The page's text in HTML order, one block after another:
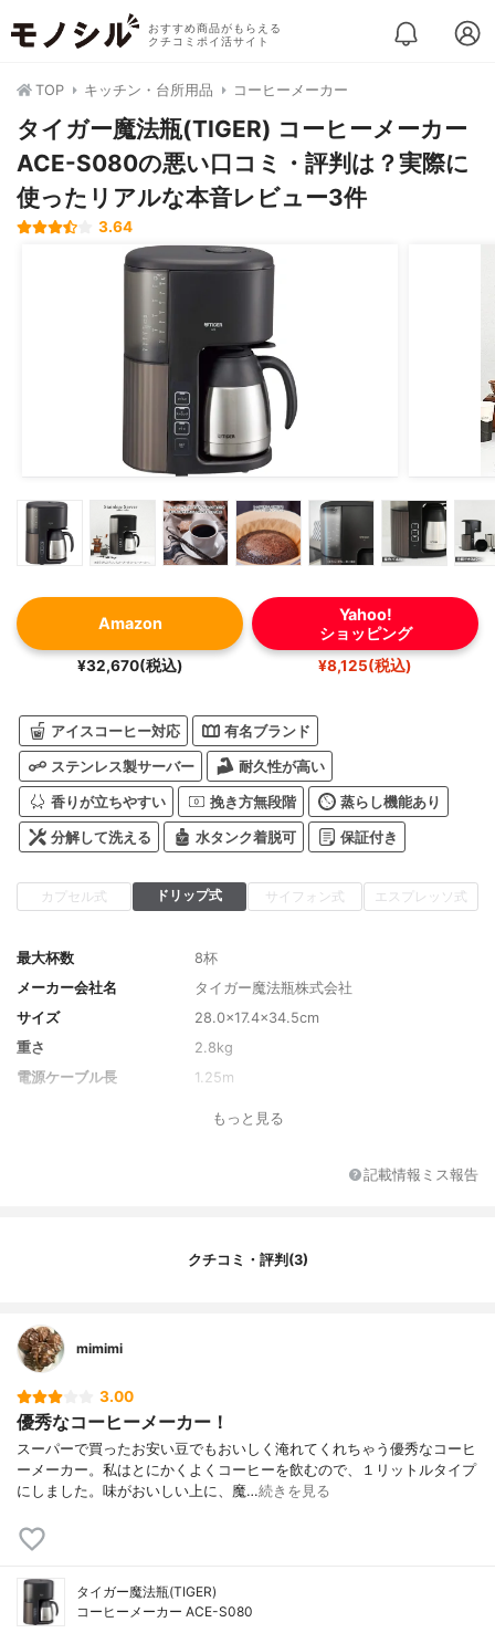
おすすめ商品がもらえる
クチコミポイ活サイト
TOP キッチン・台所用品 コーヒーメーカー
タイガー魔法瓶(TIGER) コーヒーメーカー
ACE-S080の悪い口コミ・評判は？実際に
使ったリアルな本音レビュー3件
3.64
Amazon
¥32,670(税込)
Yahoo!
ショッピング
¥8,125(税込)
アイスコーヒー対応 有名ブランド
ステンレス製サーバー 耐久性が高い
香りが立ちやすい 挽き方無段階 蒸らし機能あり
分解して洗える 水タンク着脱可 保証付き
カプセル式 ドリップ式 サイフォン式 エスプレッソ式
最大杯数
8杯
メーカー会社名
タイガー魔法瓶株式会社
サイズ
28.0×17.4×34.5cm
重さ
2.8kg
電源ケーブル長
1.25m
計量スプーン、ペーパーフィルター
もっと見る
記載情報ミス報告
クチコミ・評判(3)
mimimi
3.00
優秀なコーヒーメーカー！
スーパーで買ったお安い豆でもおいしく淹れてくれちゃう優秀なコーヒ
ーメーカー。私はとにかくよくコーヒーを飲むので、１リットルタイプ
にしました。味がおいしい上に、魔…続きを見る
タイガー魔法瓶(TIGER)
コーヒーメーカー ACE-S080